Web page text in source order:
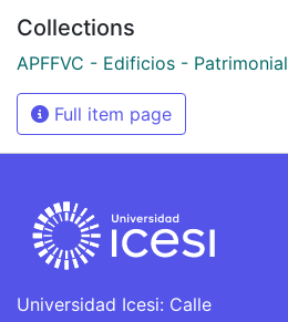
Collections
APFFVC - Edificios - Patrimonial
Full item page
Universidad Icesi: Calle